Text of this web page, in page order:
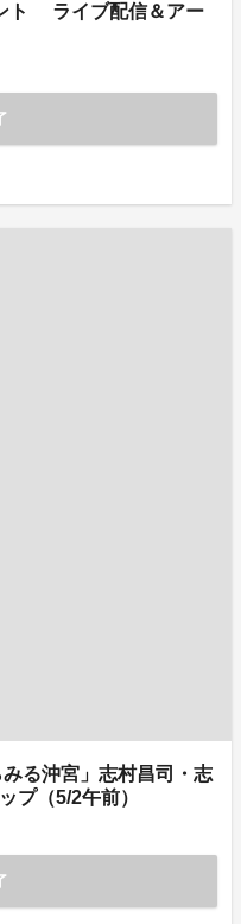
ト ライブ配信＆アー
る沖宮」志村昌司・志
プ（5/2午前）